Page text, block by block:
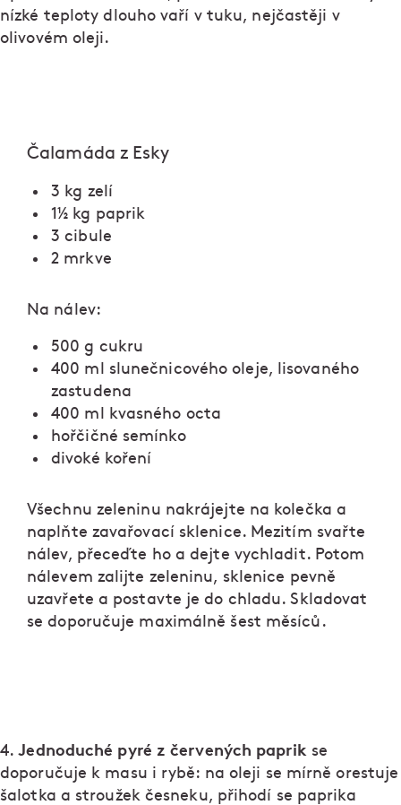
nízké teploty dlouho vaří v tuku, nejčastěji v
olivovém oleji.
Čalamáda z Esky
3 kg zelí
1½ kg paprik
3 cibule
2 mrkve
Na nálev:
500 g cukru
400 ml slunečnicového oleje, lisovaného
zastudena
400 ml kvasného octa
hořčičné semínko
divoké koření
Všechnu zeleninu nakrájejte na kolečka a
naplňte zavařovací sklenice. Mezitím svařte
nálev, přeceďte ho a dejte vychladit. Potom
nálevem zalijte zeleninu, sklenice pevně
uzavřete a postavte je do chladu. Skladovat
se doporučuje maximálně šest měsíců.
4.Jednoduché pyré z červených paprikse
doporučuje k masu i rybě: na oleji se mírně orestuje
šalotka a stroužek česneku, přihodí se paprika